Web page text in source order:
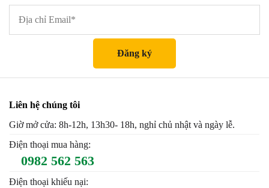
Liên hệ chúng tôi
Giờ mở cửa: 8h-12h, 13h30- 18h, nghỉ chủ nhật và ngày lễ.
Điện thoại mua hàng:
0982 562 563
Điện thoại khiếu nại: